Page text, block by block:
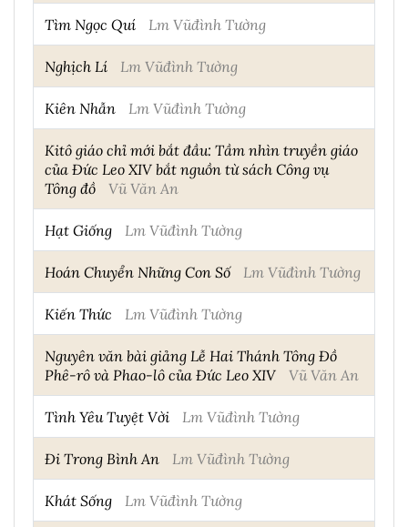
Tìm Ngọc Quí Lm Vũđình Tường
Nghịch Lí Lm Vũđình Tường
Kiên Nhẫn Lm Vũđình Tường
Kitô giáo chỉ mới bắt đầu: Tầm nhìn truyền giáo
của Đức Leo XIV bắt nguồn từ sách Công vụ
Tông đồ
Vũ Văn An
Hạt Giống Lm Vũđình Tường
Hoán Chuyển Những Con Số Lm Vũđình Tường
Kiến Thức Lm Vũđình Tường
Nguyên văn bài giảng Lễ Hai Thánh Tông Đồ
Phê-rô và Phao-lô của Đức Leo XIV
Vũ Văn An
Tình Yêu Tuyệt Vời Lm Vũđình Tường
Đi Trong Bình An Lm Vũđình Tường
Khát Sống Lm Vũđình Tường